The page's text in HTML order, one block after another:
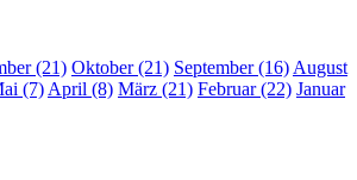
(21) Oktober (21) September (16)August
(7)April (8) März (21) Februar (22) Januar